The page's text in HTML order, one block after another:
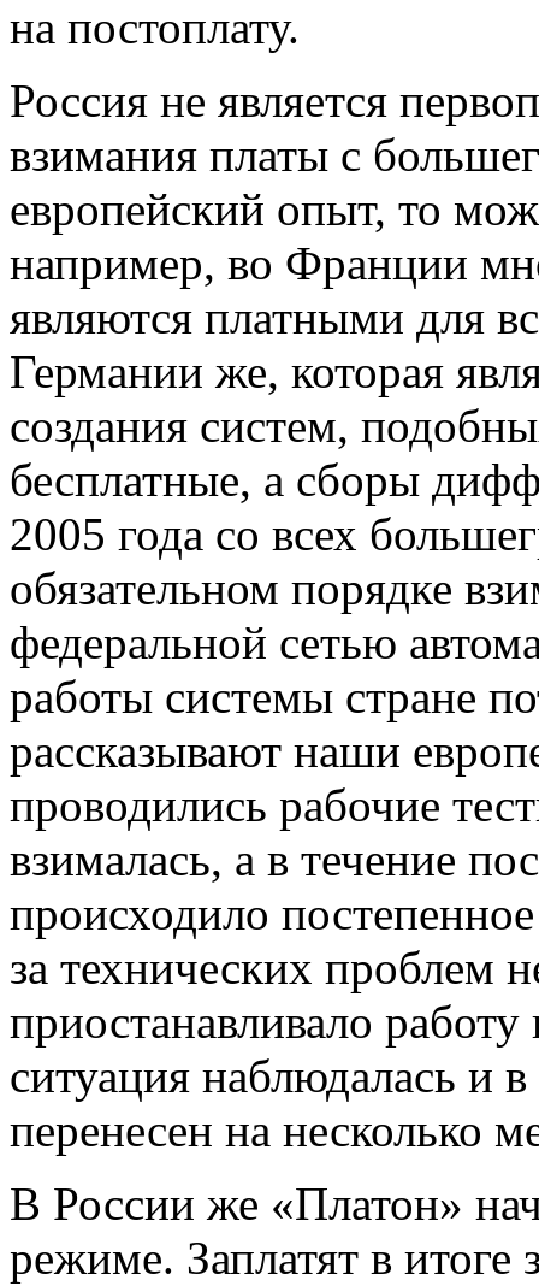
на постоплату.
Россия не является
взимания платы с
европейский опыт, то
например, во Франции
являются платными для
Германии же, которая
создания систем,
бесплатные, а сборы
2005 года со всех
обязательном порядке
федеральной сетью
работы системы стране
рассказывают наши
проводились рабочие
взималась, а в течение
происходило
за технических проблем
приостанавливало
ситуация наблюдалась и
перенесен на несколько
В России же «Платон»
режиме. Заплатят в итоге